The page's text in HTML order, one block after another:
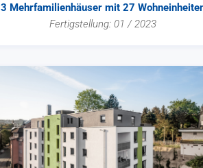
3 Mehrfamilienhäuser mit 27
Fertigstellung: 01 / 2023